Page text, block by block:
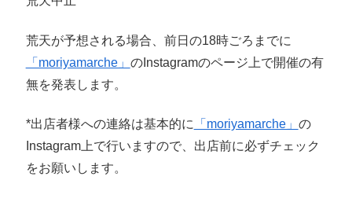
荒天が予想される場合、前日の18時ごろまでに
「moriyamarche」 のInstagramのページ上で開催の有
無を発表します。
*出店者様への連絡は基本的に 「moriyamarche」 の
Instagram上で行いますので、出店前に必ずチェック
をお願いします。